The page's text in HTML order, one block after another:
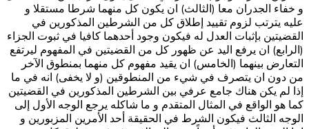
و خفاء الجدران معا (الثالث) ان يكون كل منهما شرطا مستقلا و
عليه يترتب لزوم تقييد إطلاق كل من الشرطين المذكورين في
القضيتين بإثبات العدل له فيكون وجود أحدهما كافيا في ثبوت الجزاء
(الرابع) ان يرفع اليد عن ظهور كل من القضيتين في المفهوم ليرتفع
التعارض بينهما (الخامس) ان يقيد مفهوم كل منهما بمنطوق الآخر
من دون ان يتصرف في شي‏ء من المنطوقين (و لا يخفى) انه في ما
إذا لم يكن هناك جامع عرفي بين الشرطين المذكورين في القضيتين
كما هو الواقع في المثال المتقدم و ما شاكله يرجع الوجه الأول إلى
الوجه الثالث فيكون الشرط في الحقيقة أحد الأمرين المزبورين و